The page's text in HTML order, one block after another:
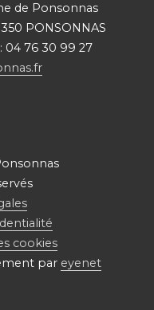
de Ponsonnas
PONSONNAS
04 76 30 99 27
cookies
par eyenet